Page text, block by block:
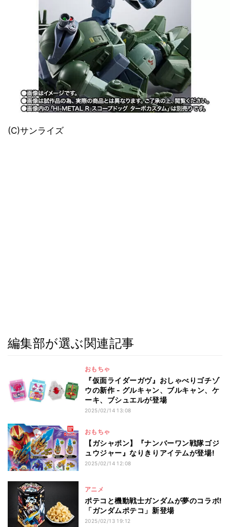
(C)サンライズ
編集部が選ぶ関連記事
おもちゃ
『仮面ライダーガヴ』おしゃべりゴチゾ
ウの新作 - グルキャン、ブルキャン、ケ
ーキ、ブシュエルが登場
2025/02/14 13:08
おもちゃ
【ガシャポン】『ナンバーワン戦隊ゴジ
ュウジャー』なりきりアイテムが登場!
2025/02/14 12:08
アニメ
ポテコと機動戦士ガンダムが夢のコラボ!
「ガンダムポテコ」新登場
2025/02/13 19:12